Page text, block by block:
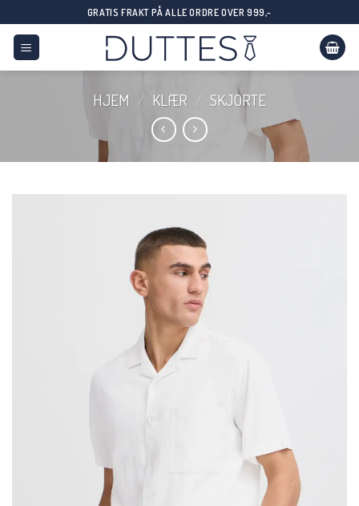
to
content
GRATIS FRAKT PÅ ALLE ORDRE OVER 999,-
HJEM / KLÆR / SKJORTE